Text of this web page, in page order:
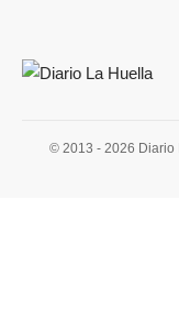
© 2013 - 2026 Diario